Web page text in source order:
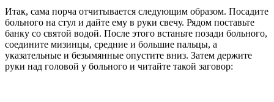
Итак, сама порча отчитывается следующим образом. Посадите
больного на стул и дайте ему в руки свечу. Рядом поставьте
банку со святой водой. После этого встаньте позади больного,
соедините мизинцы, средние и большие пальцы, а
указательные и безымянные опустите вниз. Затем держите
руки над головой у больного и читайте такой заговор: